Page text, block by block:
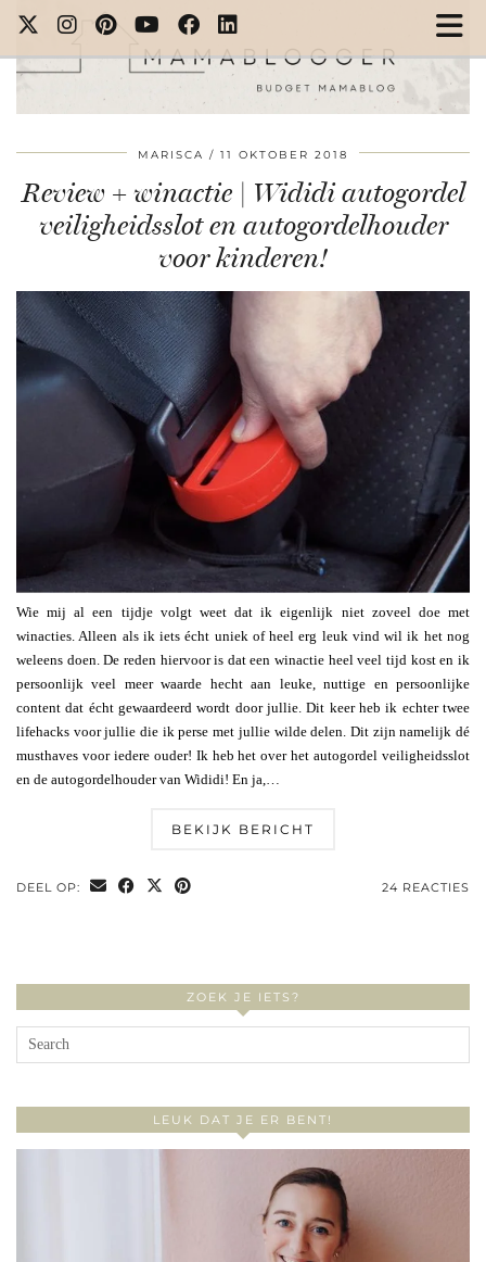
MARISCA 11 OKTOBER 2018
Review + winactie | Wididi autogordel
veiligheidsslot en autogordelhouder
voor kinderen!
Wie mij al een tijdje volgt weet dat ik eigenlijk niet zoveel doe met
winacties. Alleen als ik iets écht uniek of heel erg leuk vind wil ik het nog
weleens doen. De reden hiervoor is dat een winactie heel veel tijd kost en ik
persoonlijk veel meer waarde hecht aan leuke, nuttige en persoonlijke
content dat écht gewaardeerd wordt door jullie. Dit keer heb ik echter twee
lifehacks voor jullie die ik perse met jullie wilde delen. Dit zijn namelijk dé
musthaves voor iedere ouder! Ik heb het over het autogordel veiligheidsslot
en de autogordelhouder van Wididi! En ja,…
BEKIJK BERICHT
DEEL OP: 24 REACTIES
ZOEK JE IETS?
LEUK DAT JE ER BENT!